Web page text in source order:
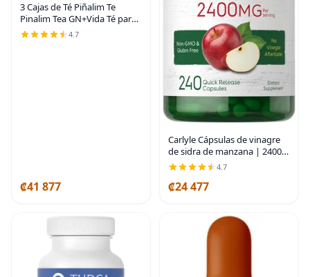
3 Cajas de Té Piñalim Te
Pinalim Tea GN+Vida Té para
Dieta, Suministro para 90
Días
4.7
₡41 877
Carlyle Cápsulas de vinagre
de sidra de manzana | 2400
mg | 240 unidades |
Suplemento sin OMG, sin
gluten
4.7
₡24 477